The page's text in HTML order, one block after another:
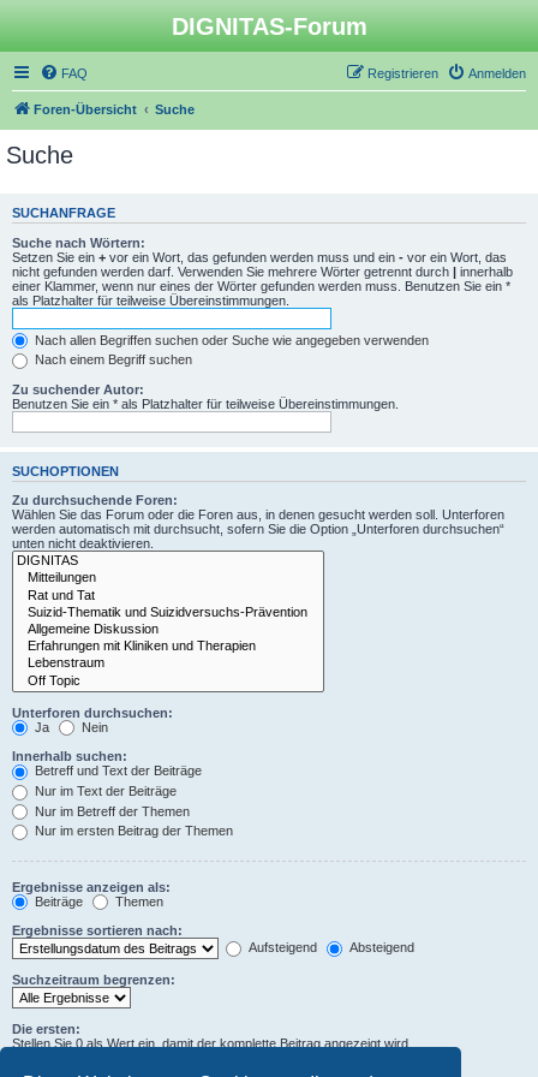
DIGNITAS-Forum
FAQ Anmelden
Registrieren
Foren-Übersicht Suche
Suche
SUCHANFRAGE
Suche nach Wörtern:
Setzen Sie ein + vor ein Wort, das gefunden werden muss und ein - vor ein Wort, das
nicht gefunden werden darf. Verwenden Sie mehrere Wörter getrennt durch | innerhalb
einer Klammer, wenn nur eines der Wörter gefunden werden muss. Benutzen Sie ein *
als Platzhalter für teilweise Übereinstimmungen.
Nach allen Begriffen suchen oder Suche wie angegeben verwenden
Nach einem Begriff suchen
Zu suchender Autor:
Benutzen Sie ein * als Platzhalter für teilweise Übereinstimmungen.
SUCHOPTIONEN
Zu durchsuchende Foren:
Wählen Sie das Forum oder die Foren aus, in denen gesucht werden soll. Unterforen
werden automatisch mit durchsucht, sofern Sie die Option „Unterforen durchsuchen“
unten nicht deaktivieren.
Unterforen durchsuchen:
Ja
Nein
Innerhalb suchen:
Betreff und Text der Beiträge
Nur im Text der Beiträge
Nur im Betreff der Themen
Nur im ersten Beitrag der Themen
Ergebnisse anzeigen als:
Beiträge
Themen
Ergebnisse sortieren nach:
Aufsteigend
Absteigend
Suchzeitraum begrenzen:
Die ersten:
Stellen Sie 0 als Wert ein, damit der komplette Beitrag angezeigt wird.